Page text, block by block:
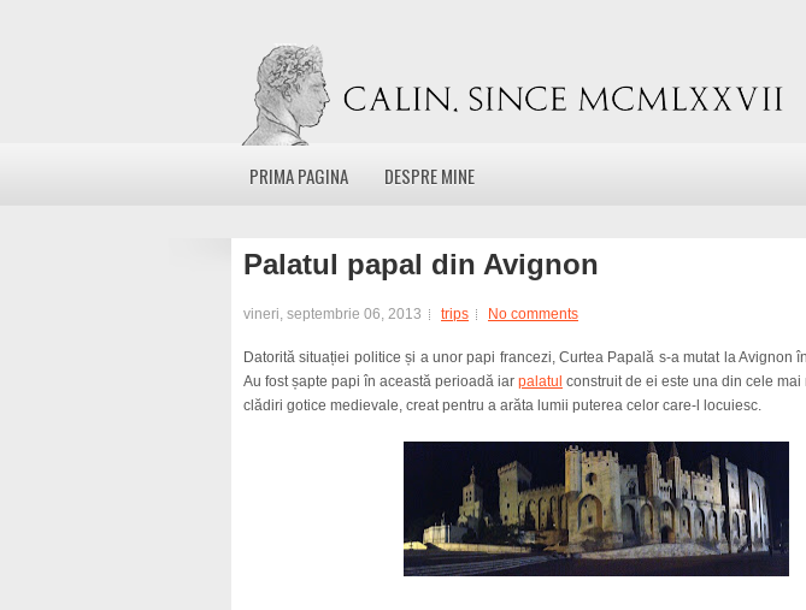
PRIMA PAGINA DESPRE MINE
Palatul papal din Avignon
vineri, septembrie 06, 2013 trips No comments
Datorită situației politice și a unor papi francezi, Curtea Papală s-a mutat la Avignon
Au fost șapte papi în această perioadă iar palatul construit de ei este una din cele
clădiri gotice medievale, creat pentru a arăta lumii puterea celor care-l locuiesc.